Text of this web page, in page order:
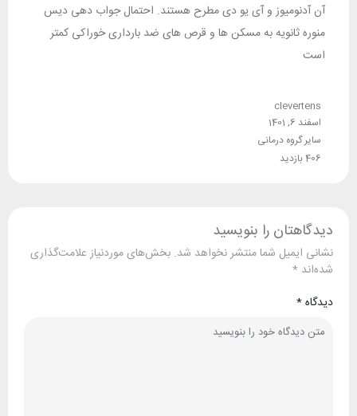
آن آدنومیوز و آی یو دی مطرح هستند. احتمال جواب دهی دیس
منوره ثانویه به مسکن ها و قرص های ضد بارداری خوراکی کمتر
است
clevertens
اسفند 6, 1401
سایر گروه درمانی
406 بازدید
دیدگاهتان را بنویسید
نشانی ایمیل شما منتشر نخواهد شد. بخش‌های موردنیاز علامت‌گذاری
شده‌اند *
دیدگاه*